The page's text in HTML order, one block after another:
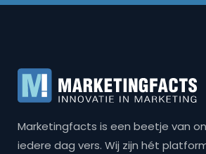
Marketingfacts is een beetje van
iedere dag vers. Wij zijn hét